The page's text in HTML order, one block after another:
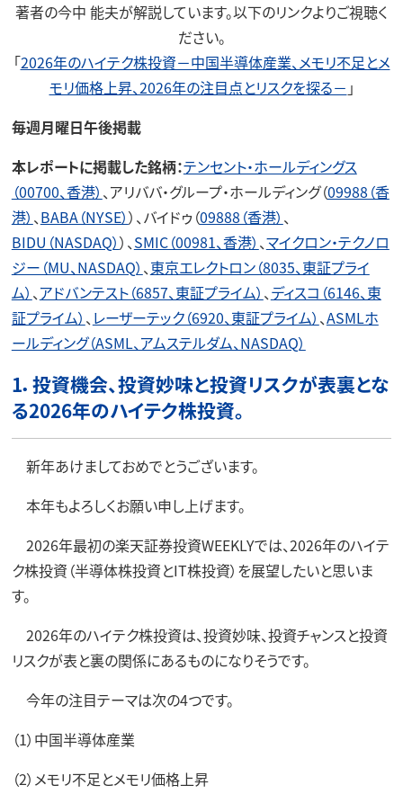
著者の今中 能夫が解説しています。以下のリンクよりご視聴く
ださい。
「2026年のハイテク株投資－中国半導体産業、メモリ不足とメ
モリ価格上昇、2026年の注目点とリスクを探る－ 」
毎週月曜日午後掲載
本レポートに掲載した銘柄：テンセント・ホールディングス
（00700、香港） 、アリババ・グループ・ホールディング（09988（香
港） 、BABA（NYSE））、バイドゥ（09888（香港） 、
BIDU（NASDAQ））、SMIC（00981、香港） 、マイクロン・テクノロ
ジー（MU、NASDAQ） 、東京エレクトロン（8035、東証プライ
ム） 、アドバンテスト（6857、東証プライム） 、ディスコ（6146、東
証プライム） 、 レーザーテック（6920、東証プライム） 、ASMLホ
ールディング（ASML、アムステルダム、NASDAQ）
1．投資機会、投資妙味と投資リスクが表裏とな
る2026年のハイテク株投資。
新年あけましておめでとうございます。
本年もよろしくお願い申し上げます。
2026年最初の楽天証券投資WEEKLYでは、2026年のハイテ
ク株投資（半導体株投資とIT株投資）を展望したいと思いま
す。
2026年のハイテク株投資は、投資妙味、投資チャンスと投資
リスクが表と裏の関係にあるものになりそうです。
今年の注目テーマは次の4つです。
（1）中国半導体産業
（2）メモリ不足とメモリ価格上昇